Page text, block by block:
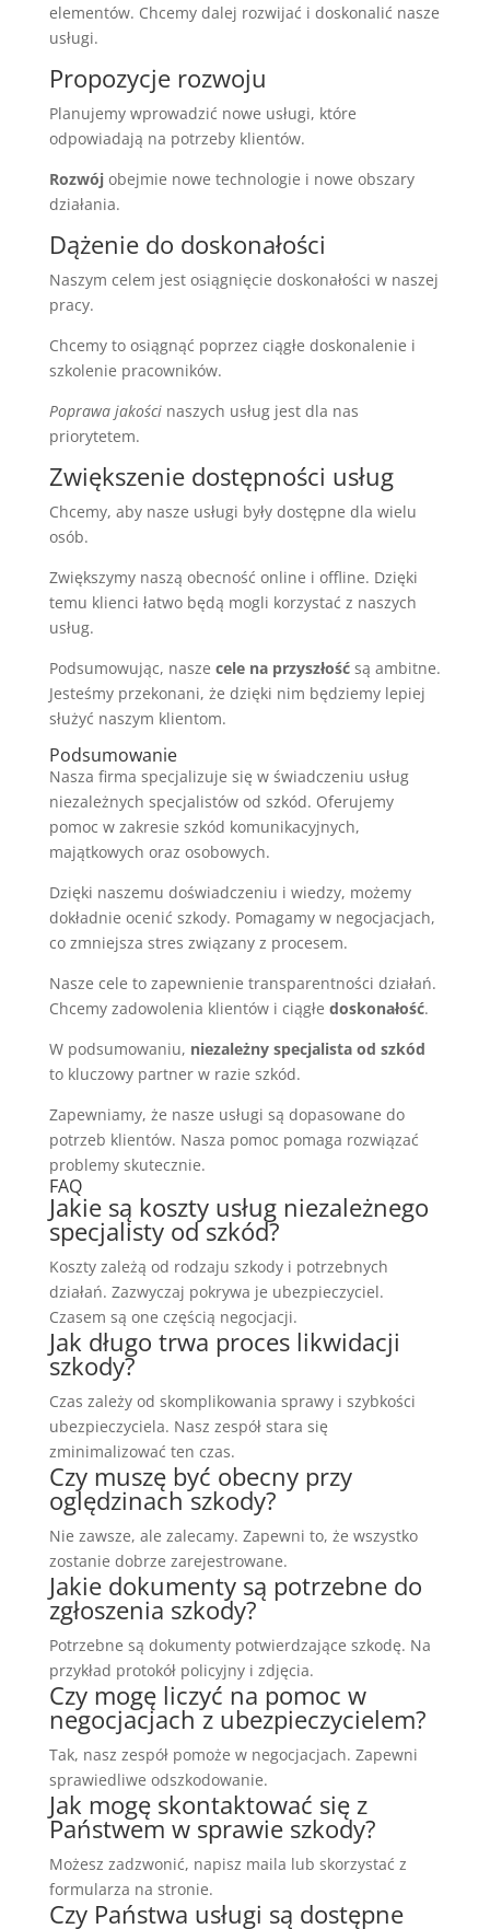
elementów. Chcemy dalej rozwijać i doskonalić nasze
usługi.
Propozycje rozwoju
Planujemy wprowadzić nowe usługi, które
odpowiadają na potrzeby klientów.
Rozwójobejmie nowe technologie i nowe obszary
działania.
Dążenie do doskonałości
Naszym celem jest osiągnięcie doskonałości w naszej
pracy.
Chcemy to osiągnąć poprzez ciągłe doskonalenie i
szkolenie pracowników.
Poprawa jakościnaszych usług jest dla nas
priorytetem.
Zwiększenie dostępności usług
Chcemy, aby nasze usługi były dostępne dla wielu
osób.
Zwiększymy naszą obecność online i offline. Dzięki
temu klienci łatwo będą mogli korzystać z naszych
usług.
Podsumowując, nasze cele na przyszłośćsą ambitne.
Jesteśmy przekonani, że dzięki nim będziemy lepiej
służyć naszym klientom.
Podsumowanie
Nasza firma specjalizuje się w świadczeniu usług
niezależnych specjalistów od szkód. Oferujemy
pomoc w zakresie szkód komunikacyjnych,
majątkowych oraz osobowych.
Dzięki naszemu doświadczeniu i wiedzy, możemy
dokładnie ocenić szkody. Pomagamy w negocjacjach,
co zmniejsza stres związany z procesem.
Nasze cele to zapewnienie transparentności działań.
Chcemy zadowolenia klientów i ciągłe doskonałość.
W podsumowaniu, niezależny specjalista od szkód
to kluczowy partner w razie szkód.
Zapewniamy, że nasze usługi są dopasowane do
potrzeb klientów. Nasza pomoc pomaga rozwiązać
problemy skutecznie.
FAQ
Jakie są koszty usług niezależnego
specjalisty od szkód?
Koszty zależą od rodzaju szkody i potrzebnych
działań. Zazwyczaj pokrywa je ubezpieczyciel.
Czasem są one częścią negocjacji.
Jak długo trwa proces likwidacji
szkody?
Czas zależy od skomplikowania sprawy i szybkości
ubezpieczyciela. Nasz zespół stara się
zminimalizować ten czas.
Czy muszę być obecny przy
oględzinach szkody?
Nie zawsze, ale zalecamy. Zapewni to, że wszystko
zostanie dobrze zarejestrowane.
Jakie dokumenty są potrzebne do
zgłoszenia szkody?
Potrzebne są dokumenty potwierdzające szkodę. Na
przykład protokół policyjny i zdjęcia.
Czy mogę liczyć na pomoc w
negocjacjach z ubezpieczycielem?
Tak, nasz zespół pomoże w negocjacjach. Zapewni
sprawiedliwe odszkodowanie.
Jak mogę skontaktować się z
Państwem w sprawie szkody?
Możesz zadzwonić, napisz maila lub skorzystać z
formularza na stronie.
Czy Państwa usługi są dostępne